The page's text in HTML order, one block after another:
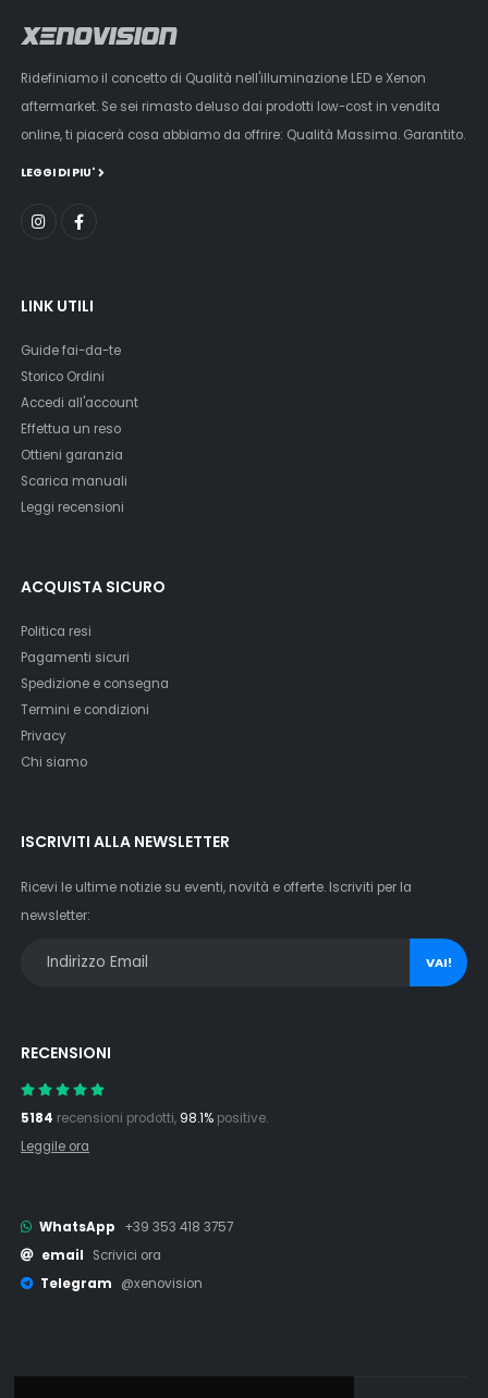
Ridefiniamo il concetto di Qualità nell'illuminazione LED e Xenon
aftermarket. Se sei rimasto deluso dai prodotti low-cost in vendita
online, ti piacerà cosa abbiamo da offrire: Qualità Massima. Garantito.
LEGGI DI PIU'
LINK UTILI
Guide fai-da-te
Storico Ordini
Accedi all'account
Effettua un reso
Ottieni garanzia
Scarica manuali
Leggi recensioni
ACQUISTA SICURO
Politica resi
Pagamenti sicuri
Spedizione e consegna
Termini e condizioni
Privacy
Chi siamo
ISCRIVITI ALLA NEWSLETTER
Ricevi le ultime notizie su eventi, novità e offerte. Iscriviti per la
newsletter:
VAI!
RECENSIONI
5184 recensioni prodotti, 98.1% positive.
Leggile ora
WhatsApp
+39 353 418 3757
email
Scrivici ora
Telegram
@xenovision